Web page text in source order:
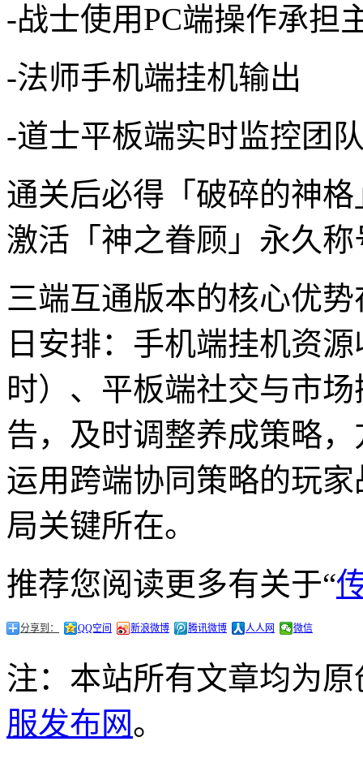
-战士使用PC端操作承担
-法师手机端挂机输出
-道士平板端实时监控团
通关后必得「破碎的神
激活「神之眷顾」永久
三端互通版本的核心优
日安排：手机端挂机资
时）、平板端社交与市
告，及时调整养成策略
运用跨端协同策略的玩
局关键所在。
推荐您阅读更多有关于“
分享到： QQ空间 新浪微博 腾讯微博 人人网 微信
注：本站所有文章均为
服发布网。